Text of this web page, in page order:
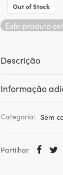
Out of Stock
Este produto
Descrição
Informação
Categoria: Sem
Partilhar